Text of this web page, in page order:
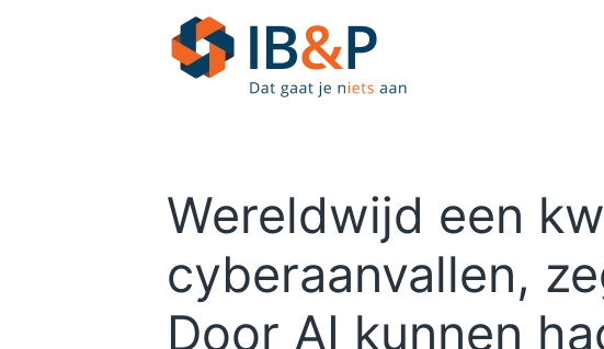
Skip to main content
Wereldwijd een
cyberaanvallen,
Door AI kunnen